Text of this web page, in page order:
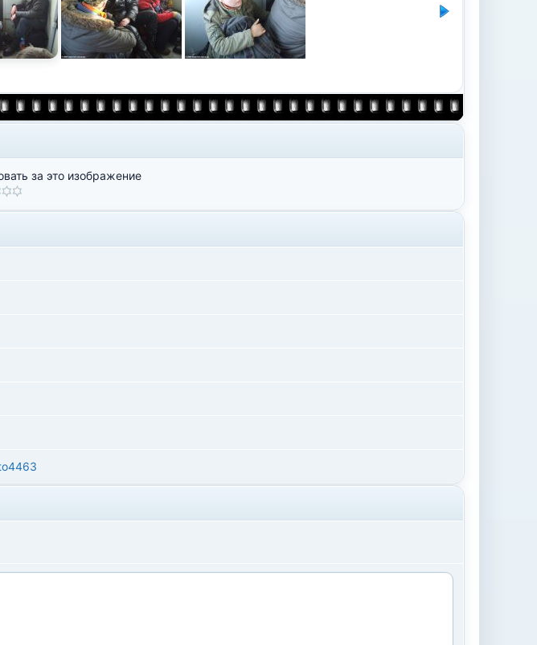
за это изображение